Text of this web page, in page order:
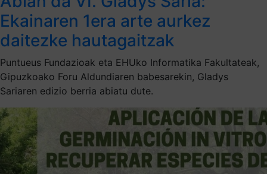
Ekainaren 1era arte aurkez
daitezke hautagaitzak
Puntueus Fundazioak eta EHUko Informatika Fakultateak,
Gipuzkoako Foru Aldundiaren babesarekin, Gladys
Sariaren edizio berria abiatu dute.